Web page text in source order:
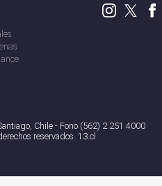
Chile - Fono (562) 2 251 4000
reservados. 13.cl